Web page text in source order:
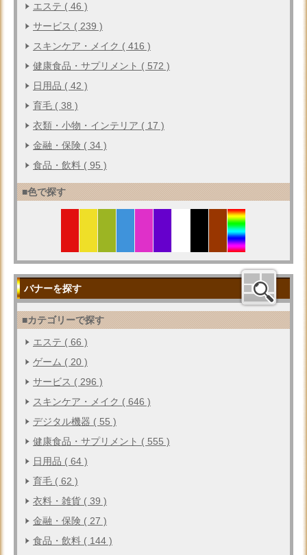
エステ ( 46 )
サービス ( 239 )
スキンケア・メイク ( 416 )
健康食品・サプリメント ( 572 )
日用品 ( 42 )
育毛 ( 38 )
衣類・小物・インテリア ( 17 )
金融・保険 ( 34 )
食品・飲料 ( 95 )
■色で探す
バナーを探す
■カテゴリーで探す
エステ ( 66 )
ゲーム ( 20 )
サービス ( 296 )
スキンケア・メイク ( 646 )
デジタル機器 ( 55 )
健康食品・サプリメント ( 555 )
日用品 ( 64 )
育毛 ( 62 )
衣料・雑貨 ( 39 )
金融・保険 ( 27 )
食品・飲料 ( 144 )